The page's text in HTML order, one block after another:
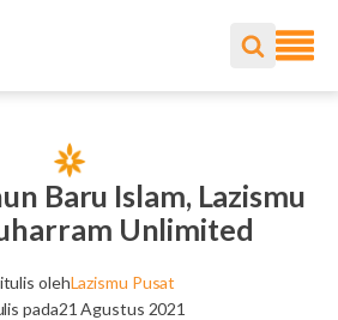
Baru Islam, Lazismu
Unlimited
olehLazismu Pusat
pada21 Agustus 2021